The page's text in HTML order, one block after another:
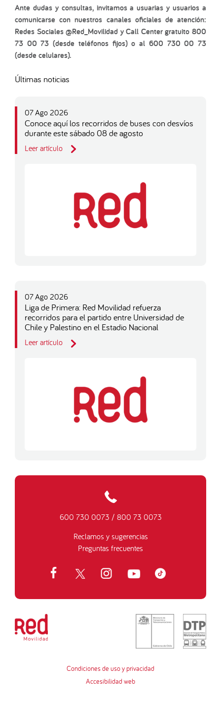
Ante dudas y consultas, invitamos a usuarias y usuarios a
comunicarse con nuestros canales oficiales de atención:
Redes Sociales @Red_Movilidad y Call Center gratuito 800
73 00 73 (desde teléfonos fijos) o al 600 730 00 73
(desde celulares).
Últimas noticias
07 Ago 2026
Conoce aquí los recorridos de buses con desvíos
durante este sábado 08 de agosto
Leer artículo
07 Ago 2026
Liga de Primera: Red Movilidad refuerza
recorridos para el partido entre Universidad de
Chile y Palestino en el Estadio Nacional
Leer artículo
600 730 0073 / 800 73 0073
Reclamos y sugerencias
Preguntas frecuentes
Condiciones de uso y privacidad
Accesibilidad web